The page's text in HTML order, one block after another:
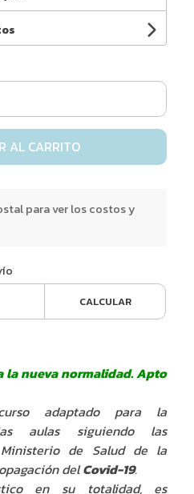
AL CARRITO
para ver los costos y
CALCULAR
la nueva normalidad. Apto
adaptado para la
aulas siguiendo las
de Salud de la
delCovid-19.
en su totalidad, es